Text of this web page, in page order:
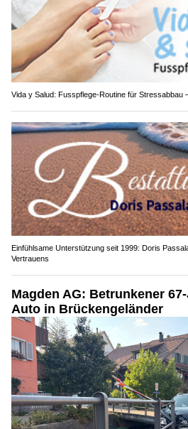
Vida y Salud: Fusspflege-Routine für Stressabbau
Einfühlsame Unterstützung seit 1999: Doris
Vertrauens
Magden AG: Betrunkener
Auto in Brückengeländer